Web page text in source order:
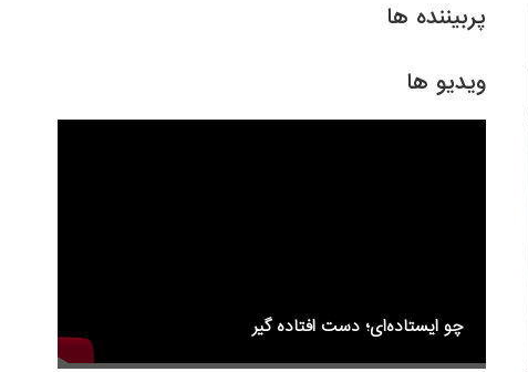
پربیننده ها
ویدیو ها
چو ایستاده‌ای؛ دست افتاده گیر